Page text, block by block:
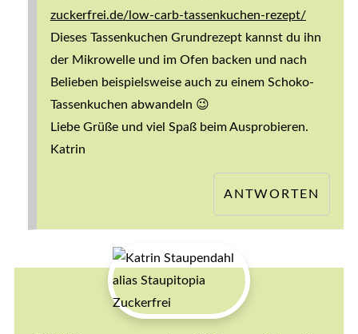
zuckerfrei.de/low-carb-tassenkuchen-rezept/
Dieses Tassenkuchen Grundrezept kannst du ihn
der Mikrowelle und im Ofen backen und nach
Belieben beispielsweise auch zu einem Schoko-
Tassenkuchen abwandeln 😉
Liebe Grüße und viel Spaß beim Ausprobieren.
Katrin
ANTWORTEN